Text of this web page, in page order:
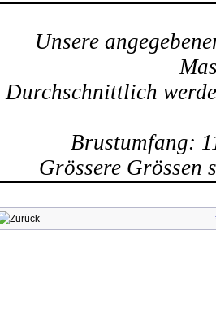
Unsere
Durchschnittlich
Brustumfang:
Grössere Grössen